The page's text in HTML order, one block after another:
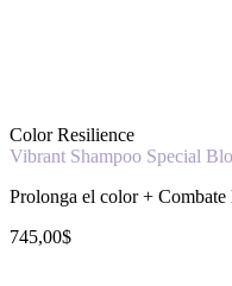
Color Resilience
Vibrant Shampoo Special
Prolonga el color +
745,00$